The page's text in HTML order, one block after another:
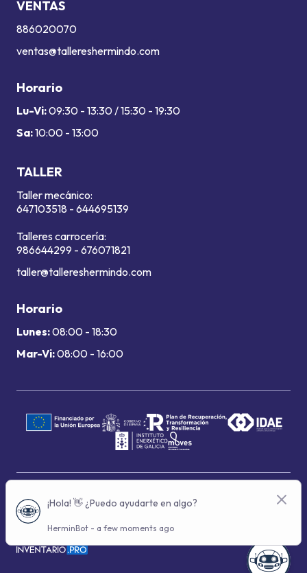
VENTAS
886020070
ventas@tallereshermindo.com
Horario
Lu-Vi:09:30 - 13:30 / 15:30 - 19:30
Sa:10:00 - 13:00
TALLER
Taller mecánico:
647103518 - 644695139
Talleres carrocería:
986644299 - 676071821
taller@tallereshermindo.com
Horario
Lunes:08:00 - 18:30
Mar-Vi:08:00 - 16:00
Términos de uso
Política de privacidad
Política de cookies
© 2024 Grupo Hermindo - Con la tecnología de: